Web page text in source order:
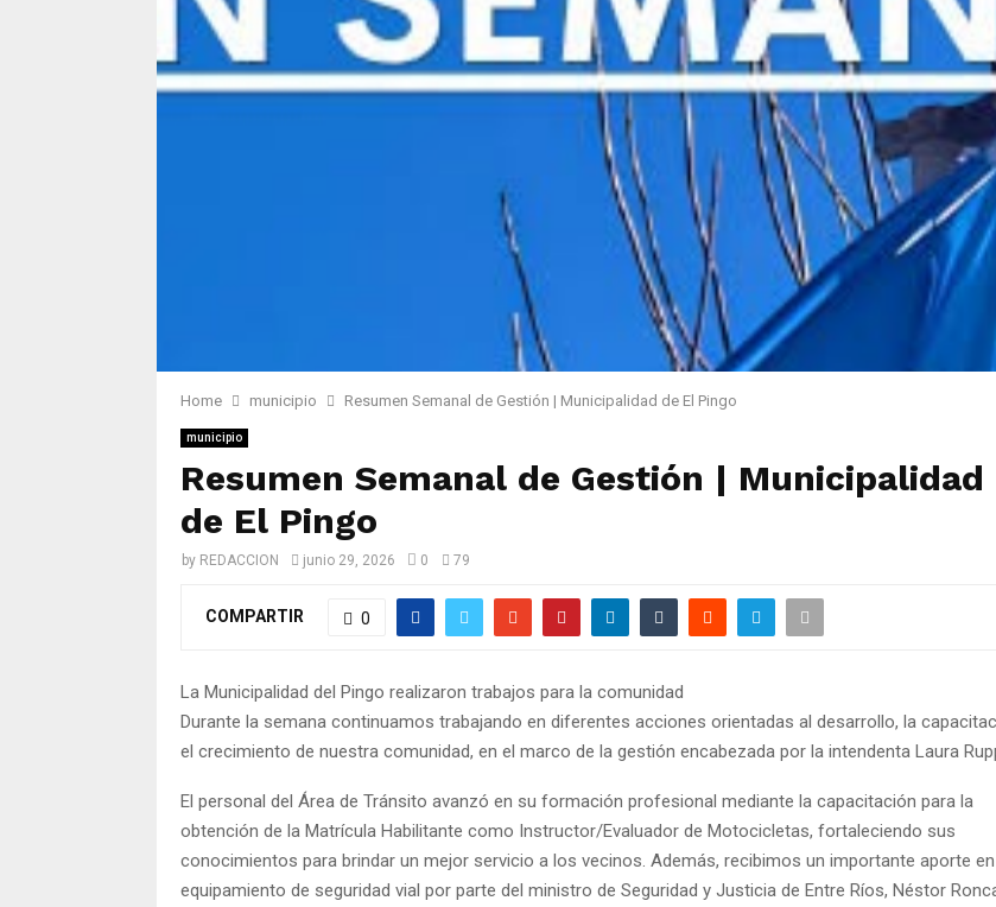
Home municipio Resumen Semanal de Gestión | Municipalidad de El Pingo
municipio
Resumen Semanal de Gestión | Municipalidad
de El Pingo
by REDACCION junio 29, 2026 0 79
COMPARTIR 0
La Municipalidad del Pingo realizaron trabajos para la comunidad
Durante la semana continuamos trabajando en diferentes acciones orientadas al desarrollo, la
el crecimiento de nuestra comunidad, en el marco de la gestión encabezada por la intendenta Laura
El personal del Área de Tránsito avanzó en su formación profesional mediante la capacitación para la
obtención de la Matrícula Habilitante como Instructor/Evaluador de Motocicletas, fortaleciendo sus
conocimientos para brindar un mejor servicio a los vecinos. Además, recibimos un importante aporte en
equipamiento de seguridad vial por parte del ministro de Seguridad y Justicia de Entre Ríos, Néstor